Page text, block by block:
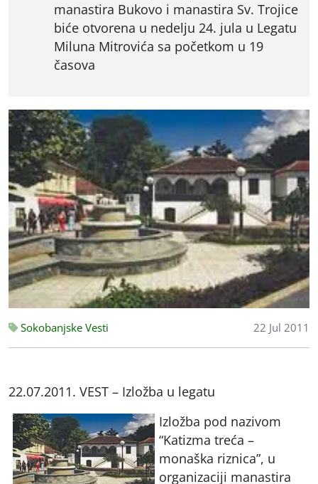
manastira Bukovo i manastira Sv. Trojice
biće otvorena u nedelju 24. jula u Legatu
Miluna Mitrovića sa početkom u 19
časova
Sokobanjske Vesti 22 Jul 2011
22.07.2011. VEST – Izložba u legatu
Izložba pod nazivom
“Katizma treća –
monaška riznica”, u
organizaciji manastira